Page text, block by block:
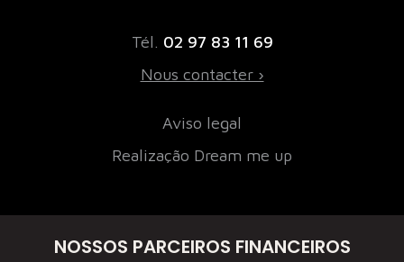
Tél. 02 97 83 11 69
Nous contacter ›
Aviso legal
Realização Dream me up
NOSSOS PARCEIROS FINANCEIROS